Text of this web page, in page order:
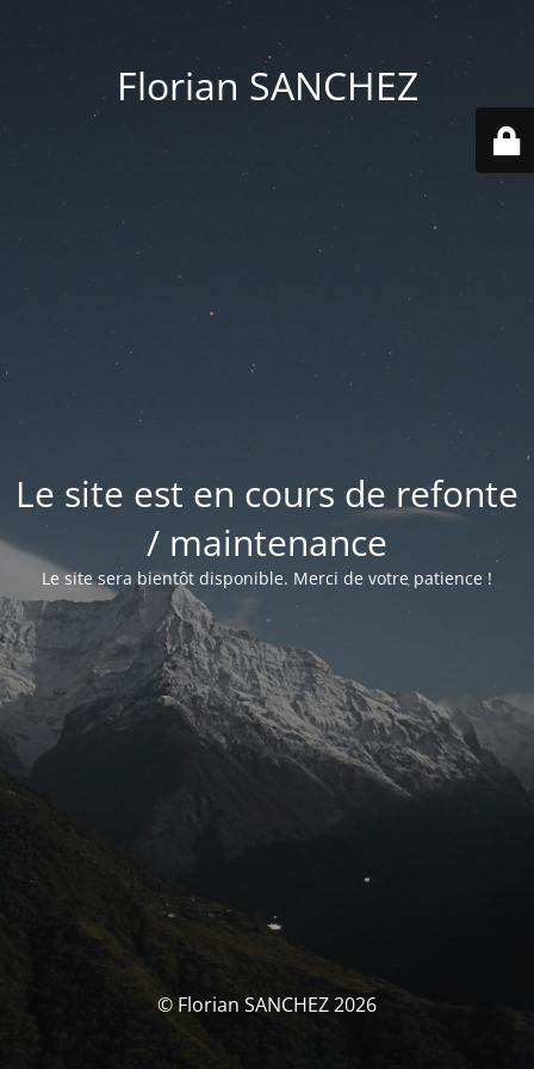
Florian SANCHEZ
Le site est en cours de refonte
/ maintenance
Le site sera bientôt disponible. Merci de votre patience !
© Florian SANCHEZ 2026